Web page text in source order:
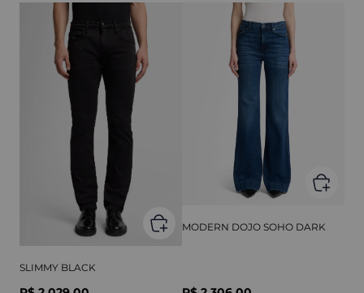
SLIMMY BLACK
MODERN DOJO SOHO DARK